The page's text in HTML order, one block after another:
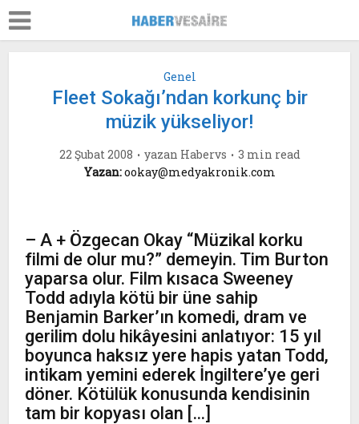
Genel
Fleet Sokağı’ndan korkunç bir
müzik yükseliyor!
22 Şubat 2008 yazan Habervs
3 min read
Yazan:ookay@medyakronik.com
– A + Özgecan Okay “Müzikal korku
filmi de olur mu?” demeyin. Tim Burton
yaparsa olur. Film kısaca Sweeney
Todd adıyla kötü bir üne sahip
Benjamin Barker’ın komedi, dram ve
gerilim dolu hikâyesini anlatıyor: 15 yıl
boyunca haksız yere hapis yatan Todd,
intikam yemini ederek İngiltere’ye geri
döner. Kötülük konusunda kendisinin
tam bir kopyası olan […]